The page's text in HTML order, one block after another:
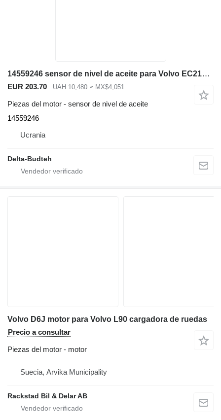
14559246 sensor de nivel de aceite para Volvo EC210B excavadora
EUR 203.70 UAH 10,480 ≈ MX$4,051
Piezas del motor - sensor de nivel de aceite
14559246
Ucrania
Delta-Budteh
Volvo D6J motor para Volvo L90 cargadora de ruedas
Precio a consultar
Piezas del motor - motor
Suecia, Arvika Municipality
Rackstad Bil & Delar AB